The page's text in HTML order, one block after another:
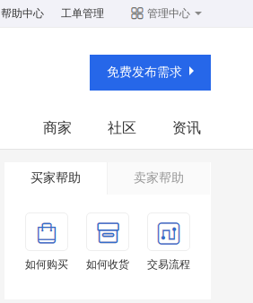
帮助中心 工单管理 管理中心
免费发布需求
资讯
社区
商家
买家帮助 卖家帮助
如何购买 如何收货 交易流程